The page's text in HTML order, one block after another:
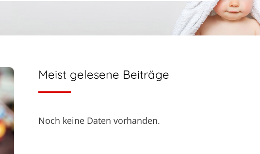
Meist gelesene Beiträge
Noch keine Daten vorhanden.